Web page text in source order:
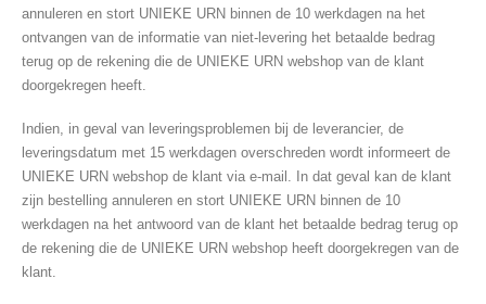
annuleren en stort UNIEKE URN binnen de 10 werkdagen na het
ontvangen van de informatie van niet-levering het betaalde bedrag
terug op de rekening die de UNIEKE URN webshop van de klant
doorgekregen heeft.
Indien, in geval van leveringsproblemen bij de leverancier, de
leveringsdatum met 15 werkdagen overschreden wordt informeert de
UNIEKE URN webshop de klant via e-mail. In dat geval kan de klant
zijn bestelling annuleren en stort UNIEKE URN binnen de 10
werkdagen na het antwoord van de klant het betaalde bedrag terug op
de rekening die de UNIEKE URN webshop heeft doorgekregen van de
klant.